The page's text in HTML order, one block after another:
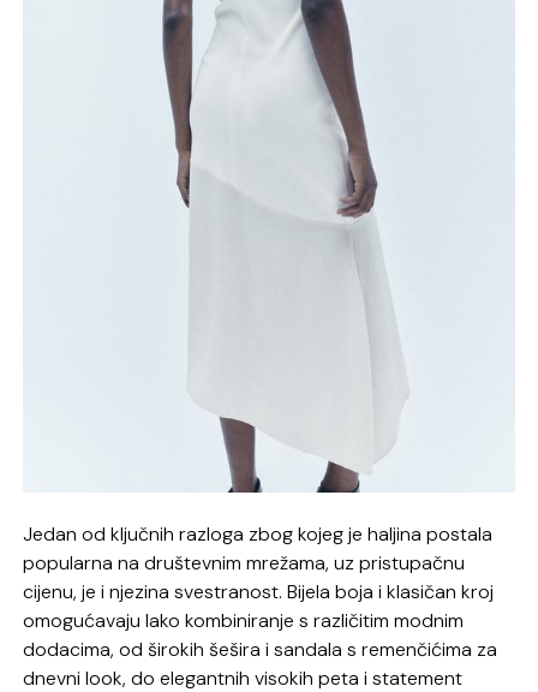
Jedan od ključnih razloga zbog kojeg je haljina postala
popularna na društevnim mrežama, uz pristupačnu
cijenu, je i njezina svestranost. Bijela boja i klasičan kroj
omogućavaju lako kombiniranje s različitim modnim
dodacima, od širokih šešira i sandala s remenčićima za
dnevni look, do elegantnih visokih peta i statement